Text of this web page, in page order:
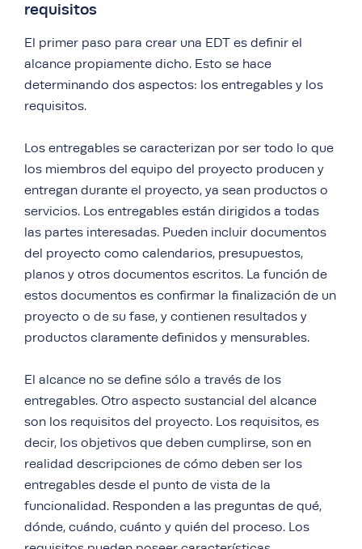
requisitos
El primer paso para crear una EDT es definir el
alcance propiamente dicho. Esto se hace
determinando dos aspectos: los entregables y los
requisitos.
Los entregables se caracterizan por ser todo lo que
los miembros del equipo del proyecto producen y
entregan durante el proyecto, ya sean productos o
servicios. Los entregables están dirigidos a todas
las partes interesadas. Pueden incluir documentos
del proyecto como calendarios, presupuestos,
planos y otros documentos escritos. La función de
estos documentos es confirmar la finalización de un
proyecto o de su fase, y contienen resultados y
productos claramente definidos y mensurables.
El alcance no se define sólo a través de los
entregables. Otro aspecto sustancial del alcance
son los requisitos del proyecto. Los requisitos, es
decir, los objetivos que deben cumplirse, son en
realidad descripciones de cómo deben ser los
entregables desde el punto de vista de la
funcionalidad. Responden a las preguntas de qué,
dónde, cuándo, cuánto y quién del proceso. Los